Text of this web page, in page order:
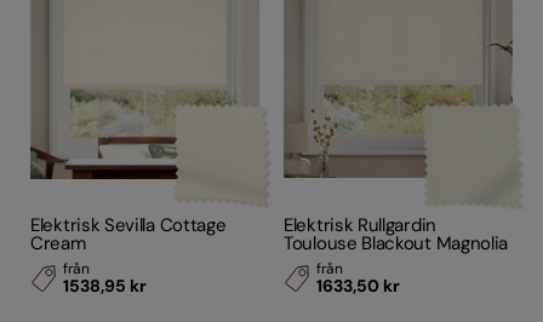
Elektrisk Sevilla Cottage
Cream
från
1538,95 kr
Elektrisk Rullgardin
Toulouse Blackout Magnolia
från
1633,50 kr